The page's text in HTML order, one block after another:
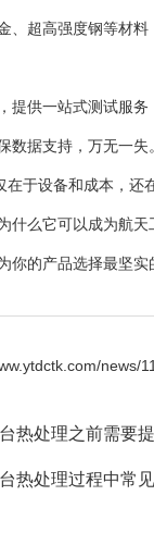
、超高强度钢等材
提供一站式测试服
数据支持，万无一失。
在于设备和成本，还
什么它可以成为航天
你的产品选择最坚实
news/
热处理之前需要
热处理过程中常